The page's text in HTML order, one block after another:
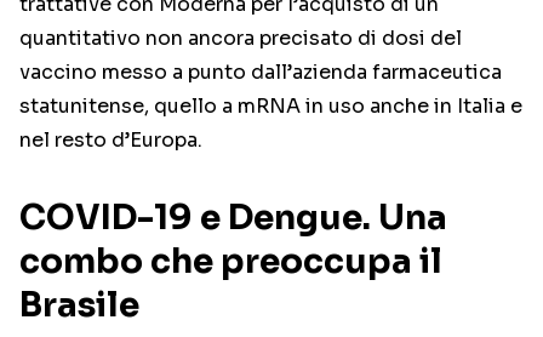
quantitativo non ancora precisato di dosi del
vaccino messo a punto dall’azienda farmaceutica
statunitense, quello a mRNA in uso anche in Italia e
nel resto d’Europa.
COVID-19 e Dengue. Una
combo che preoccupa il
Brasile